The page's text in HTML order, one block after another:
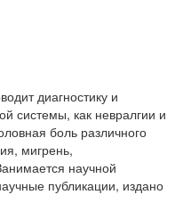
диагностику и
системы, как невралгии и
боль различного
мигрень,
научной
публикации, издано